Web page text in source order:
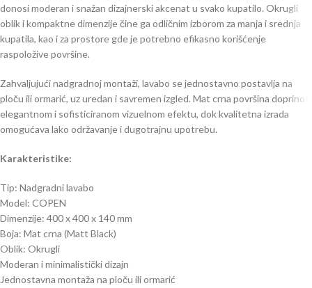
donosi moderan i snažan dizajnerski akcenat u svako kupatilo. Okrugli
oblik i kompaktne dimenzije čine ga odličnim izborom za manja i srednja
kupatila, kao i za prostore gde je potrebno efikasno korišćenje
raspoložive površine.
Zahvaljujući nadgradnoj montaži, lavabo se jednostavno postavlja na
ploču ili ormarić, uz uredan i savremen izgled. Mat crna površina doprinosi
elegantnom i sofisticiranom vizuelnom efektu, dok kvalitetna izrada
omogućava lako održavanje i dugotrajnu upotrebu.
Karakteristike:
Tip: Nadgradni lavabo
Model: COPEN
Dimenzije: 400 x 400 x 140 mm
Boja: Mat crna (Matt Black)
Oblik: Okrugli
Moderan i minimalistički dizajn
Jednostavna montaža na ploču ili ormarić